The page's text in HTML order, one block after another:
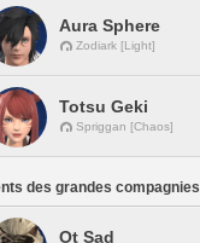
Aura Sphere
Zodiark [Light]
Totsu Geki
Spriggan [Chaos]
des grandes compagnies
Ot Sad